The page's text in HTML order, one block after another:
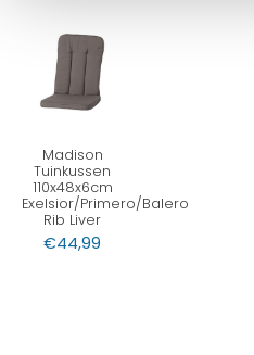
Madison
Tuinkussen
110x48x6cm
Exelsior/Primero/Balero
Rib Liver
€44,99